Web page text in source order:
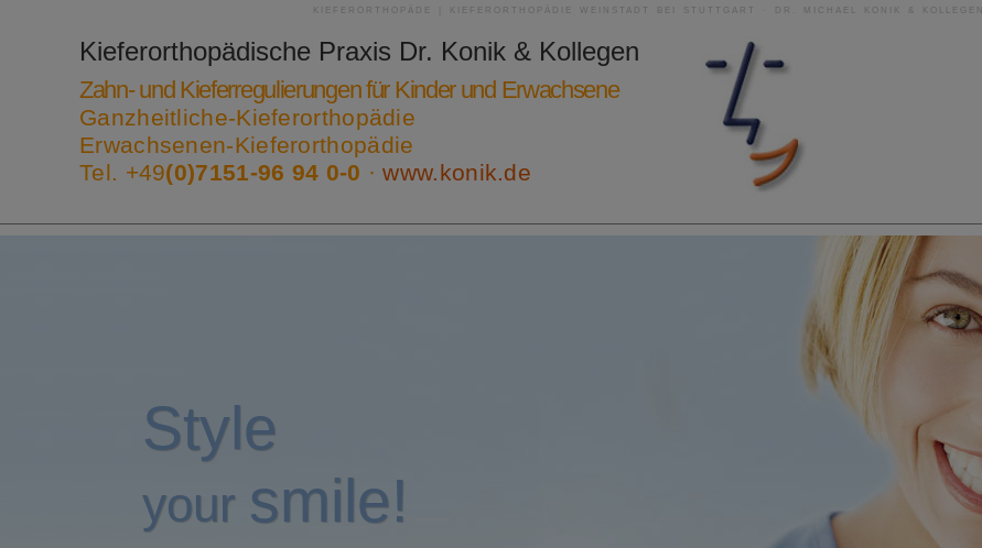
KIEFERORTHOPÄDE | KIEFERORTHOPÄDIE WEINSTADT BEI STUTTGART · DR. MICHAEL KONIK & KOLLEGEN
Kieferorthopädische Praxis Dr. Konik & Kollegen
Zahn- und Kieferregulierungen für Kinder und Erwachsene
Ganzheitliche-Kieferorthopädie
Erwachsenen-Kieferorthopädie
Tel. +49(0)7151-96 94 0-0 ·www.konik.de
Style
your smile!